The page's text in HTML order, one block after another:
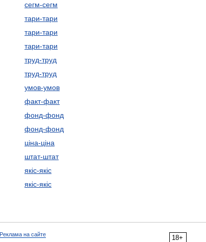
сегм-сегм
тари-тари
тари-тари
тари-тари
труд-труд
труд-труд
умов-умов
факт-факт
фонд-фонд
фонд-фонд
ціна-ціна
штат-штат
якіс-якіс
якіс-якіс
18+
Реклама на сайте